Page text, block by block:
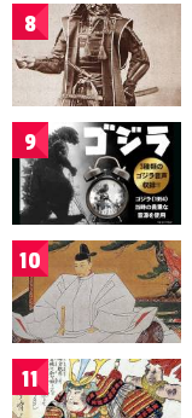
8
9
10
11